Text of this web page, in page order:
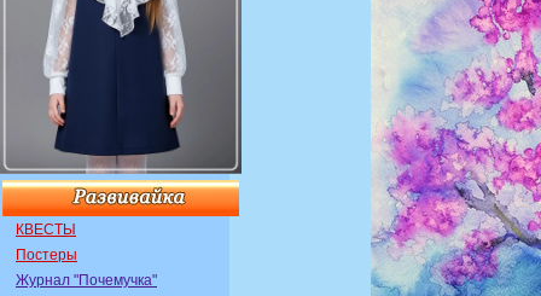
КВЕСТЫ
Постеры
Журнал "Почемучка"